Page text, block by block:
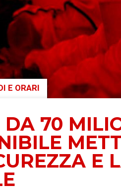
SUNIA
E ORARI
DA 70
E